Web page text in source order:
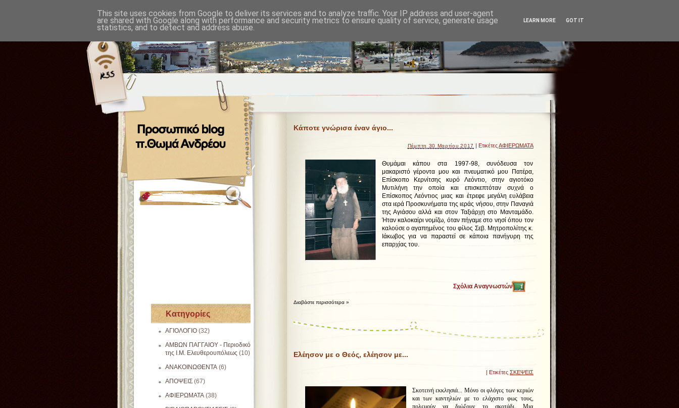
Κατηγορίες
ΑΓΙΟΛΟΓΙΟ (32)
ΑΜΒΩΝ ΠΑΓΓΑΙΟΥ - Περιοδικό
της Ι.Μ. Ελευθερουπόλεως (10)
ΑΝΑΚΟΙΝΩΘΕΝΤΑ (6)
ΑΠΟΨΕΙΣ (67)
ΑΦΙΕΡΩΜΑΤΑ (38)
Κάποτε γνώρισα έναν άγιο...
Πέμπτη 30 Μαρτίου 2017 | ΕτικέτεςΑΦΙΕΡΩΜΑΤΑ
Θυμάμαι κάπου στα 1997-98, συνόδευσα τον
μακαριστό γέροντα μου και πνευματικό μου Πατέρα,
Επίσκοπο Κερνίτσης κυρό Λεόντιο, στην αγιοτόκο
Μυτιλήνη την οποία και επισκεπτόταν συχνά ο
Επίσκοπος Λεόντιος μιας και έτρεφε μεγάλη ευλάβεια
στα ιερά Προσκυνήματα της ιεράς νήσου, στην Παναγιά
της Αγιάσου αλλά και στον Ταξιάρχη στο Μανταμάδο.
Ήταν καλοκαίρι νομίζω, όταν πήγαμε στο νησί όπου τον
καλούσε ο αγαπημένος του φίλος Σεβ. Μητροπολίτης κ.
Ιάκωβος για να παραστεί σε κάποια πανήγυρη της
επαρχίας του.
Σχόλια Αναγνωστών 1
Διαβάστε περισσότερα »
Ελέησον με ο Θεός, ελέησον με...
| Ετικέτες ΣΚΕΨΕΙΣ
Σκοτεινή εκκλησιά... Μόνο οι φλόγες των κεριών
και των καντηλιών με το ελάχιστο φως τους,
πολεμούν να διώξουν το σκοτάδι. Μια
This site uses cookies from Google to deliver its services and to analyze traffic. Your IP address and user-agent
are shared with Google along with performance and security metrics to ensure quality of service, generate usage
statistics, and to detect and address abuse.
LEARN MORE GOT IT